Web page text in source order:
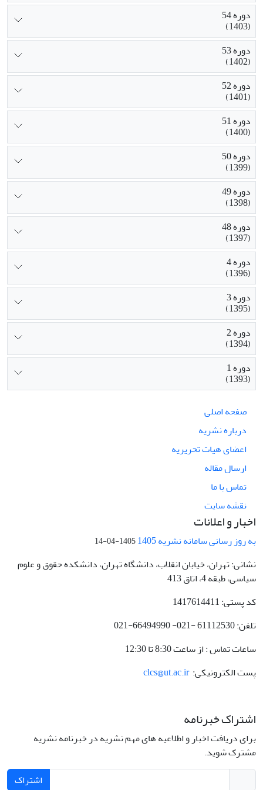
دوره 54
(1403)
دوره 53
(1402)
دوره 52
(1401)
دوره 51
(1400)
دوره 50
(1399)
دوره 49
(1398)
دوره 48
(1397)
دوره 4
(1396)
دوره 3
(1395)
دوره 2
(1394)
دوره 1
(1393)
صفحه اصلی
درباره نشریه
اعضای هیات تحریریه
ارسال مقاله
تماس با ما
نقشه سایت
اخبار و اعلانات
به روز رسانی سامانه نشریه 1405 1405-04-14
نشانی: تهران، خیابان انقلاب، دانشگاه تهران، دانشکده حقوق و علوم
سیاسی، طبقه 4، اتاق 413
کد پستی: 1417614411
تلفن: 61112530 -021- 66494990-021
ساعات تماس : از ساعت 8:30 تا 12:30
پست الکترونیکی:clcs@ut.ac.ir
اشتراک خبرنامه
برای دریافت اخبار و اطلاعیه های مهم نشریه در خبرنامه نشریه
مشترک شوید.
اشتراک